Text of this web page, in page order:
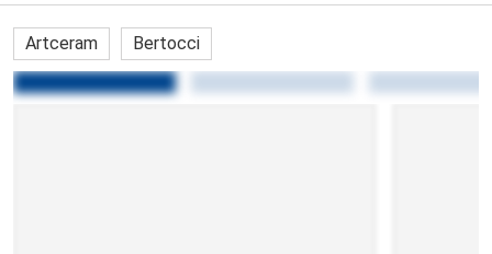
Artceram Bertocci